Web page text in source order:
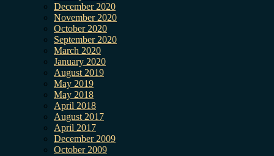
December 2020
November 2020
October 2020
September 2020
March 2020
January 2020
August 2019
May 2019
May 2018
April 2018
August 2017
April 2017
December 2009
October 2009